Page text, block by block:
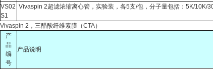
VS02
S1
Vivaspin 2超滤浓缩离心管，实验装，各5支/包，分子量包括：5K/10K/
Vivaspin 2，三醋酸纤维素膜（CTA）
产
品
编
号
产品说明